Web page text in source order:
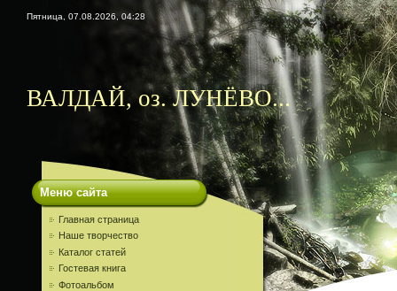
Пятница, 07.08.2026, 04:28
ВАЛДАЙ, оз. ЛУНЁВО...
Меню сайта
Главная страница
Наше творчество
Каталог статей
Гостевая книга
Фотоальбом